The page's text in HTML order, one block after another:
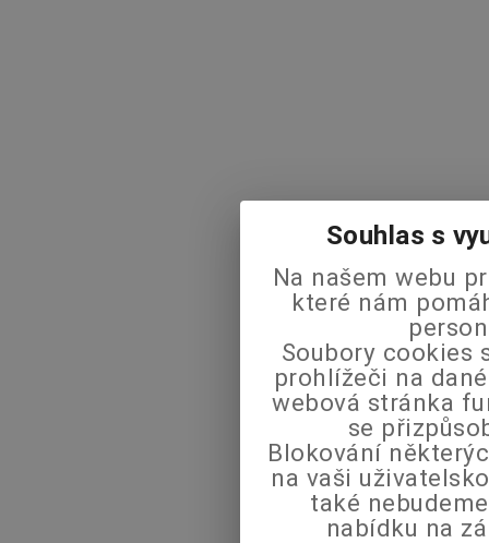
Souhlas s
Na našem webu
které nám
Soubory cookies
prohlížeči na
webová stránka
se
Blokování
na vaši
také
nabídku na